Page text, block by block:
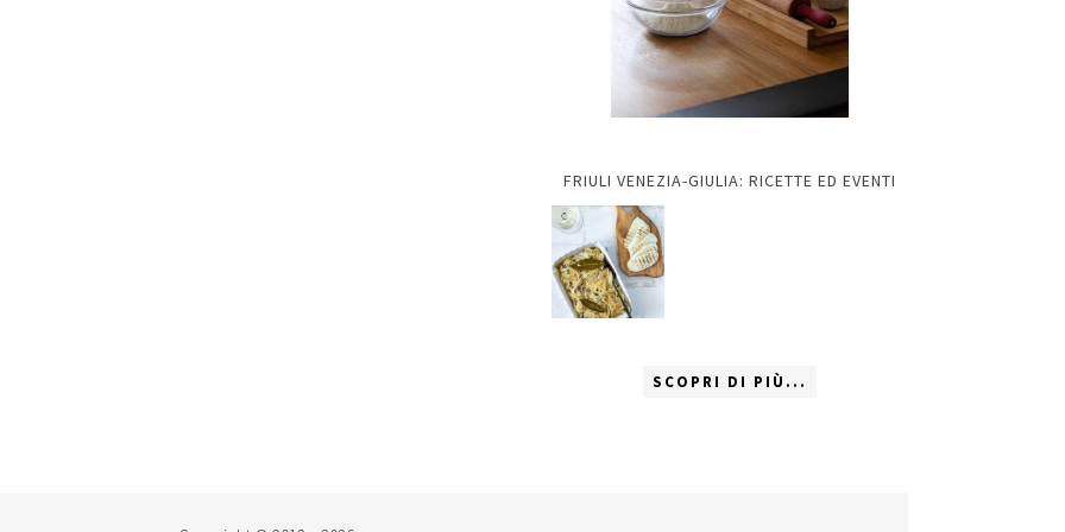
FRIULI VENEZIA-GIULIA: RICETTE ED EVENTI
SCOPRI DI PIÙ...